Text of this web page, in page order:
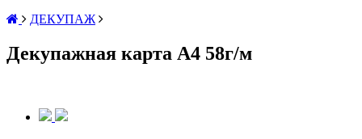
ДЕКУПАЖ
Декупажная карта А4 58г/м